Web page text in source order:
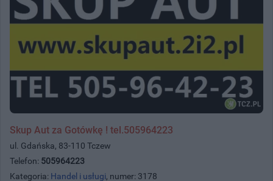
Skup Aut za Gotówkę ! tel.505964223
ul. Gdańska, 83-110 Tczew
Telefon: 505964223
Kategoria: Handel i usługi, numer: 3178